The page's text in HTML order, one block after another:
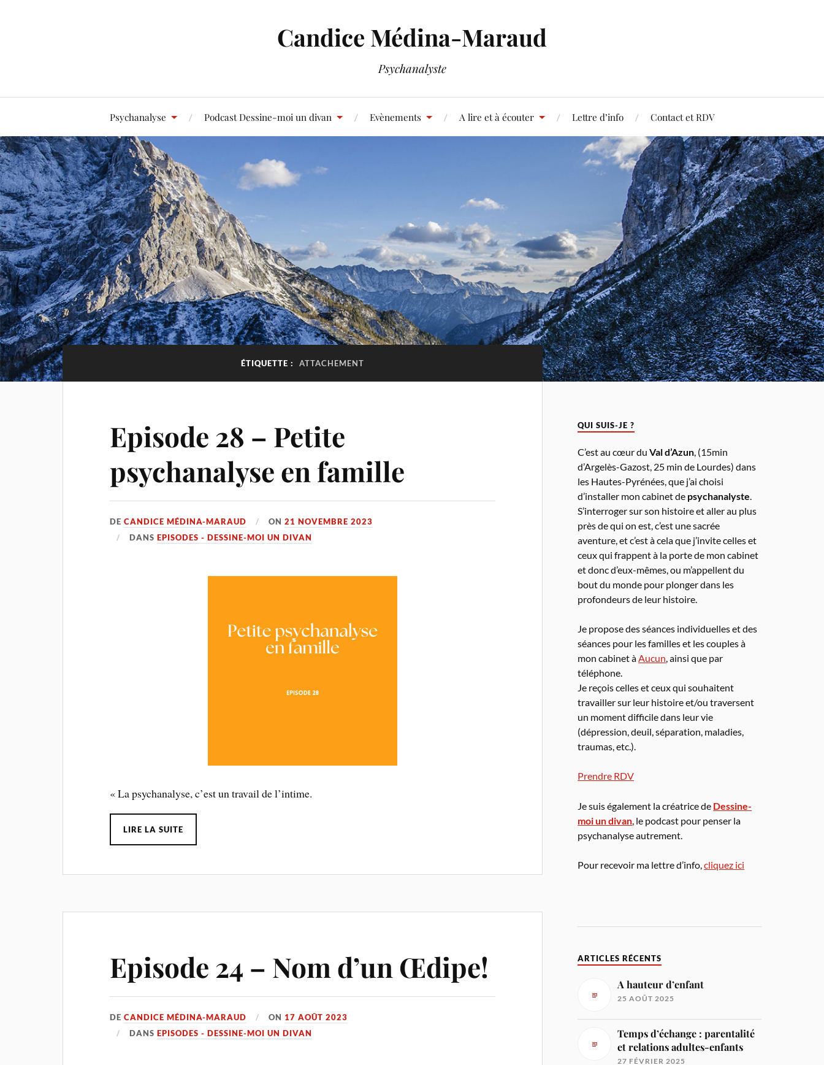
Candice Médina-Maraud
Psychanalyste
Psychanalyse Podcast Dessine-moi un divan Evènements A lire et à écouter Lettre d’info Contact et RDV
ÉTIQUETTE : ATTACHEMENT
Episode 28 – Petite
psychanalyse en famille
DECANDICE MÉDINA-MARAUD ON21 NOVEMBRE 2023
DANSEPISODES - DESSINE-MOI UN DIVAN
« La psychanalyse, c’est un travail de l’intime.
LIRE LA SUITE
Episode 24 – Nom d’un Œdipe!
DECANDICE MÉDINA-MARAUD ON 17 AOÛT 2023
DANSEPISODES - DESSINE-MOI UN DIVAN
QUI SUIS-JE ?
C’est au cœur duVal d’Azun, (15min
d’Argelès-Gazost, 25 min de Lourdes) dans
les Hautes-Pyrénées, que j’ai choisi
d’installer mon cabinet de psychanalyste.
S’interroger sur son histoire et aller au plus
près de qui on est, c’est une sacrée
aventure, et c’est à cela que j’invite celles et
ceux qui frappent à la porte de mon cabinet
et donc d’eux-mêmes, ou m’appellent du
bout du monde pour plonger dans les
profondeurs de leur histoire.
Je propose des séances individuelles et des
séances pour les familles et les couples à
mon cabinet àAucun, ainsi que par
téléphone.
Je reçois celles et ceux qui souhaitent
travailler sur leur histoire et/ou traversent
un moment difficile dans leur vie
(dépression, deuil, séparation, maladies,
traumas, etc.).
Prendre RDV
Je suis également la créatrice de Dessine-
moi un divan , le podcast pour penser la
psychanalyse autrement.
Pour recevoir ma lettre d’info,cliquez ici
ARTICLES RÉCENTS
A hauteur d’enfant
25 AOÛT 2025
Temps d’échange : parentalité
et relations adultes-enfants
27 FÉVRIER 2025